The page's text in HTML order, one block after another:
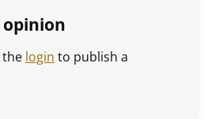
opinion
the login to publish a